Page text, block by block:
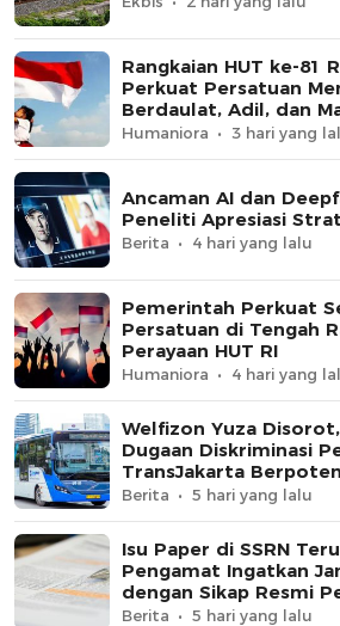
Rangkaian HUT ke-81
Perkuat Persatuan
Berdaulat, Adil, dan
Humaniora 3 hari yang
Ancaman AI dan
Peneliti Apresiasi
Berita 4 hari yang lalu
Pemerintah Perkuat
Persatuan di Tengah
Perayaan HUT RI
Humaniora 4 hari yang
Welfizon Yuza
Dugaan Diskriminasi
TransJakarta
Berita 5 hari yang lalu
Isu Paper di SSRN
Pengamat Ingatkan
dengan Sikap Resmi
Berita 5 hari yang lalu